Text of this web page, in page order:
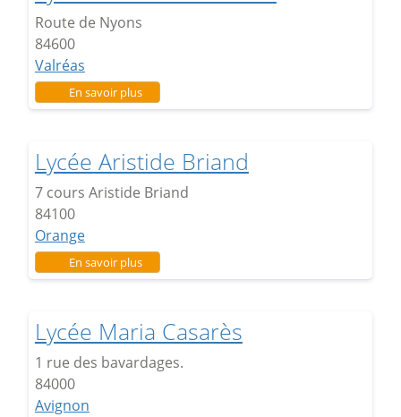
Route de Nyons
84600
Valréas
En savoir plussur Lycée Ferdinand Revoul
Lycée Aristide Briand
7 cours Aristide Briand
84100
Orange
En savoir plussur Lycée Aristide Briand
Lycée Maria Casarès
1 rue des bavardages.
84000
Avignon